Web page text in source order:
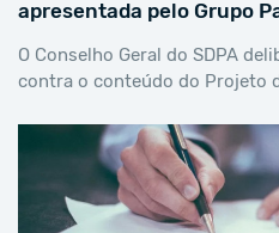
apresentada pelo Grupo
O Conselho Geral do SDPA
contra o conteúdo do Projeto